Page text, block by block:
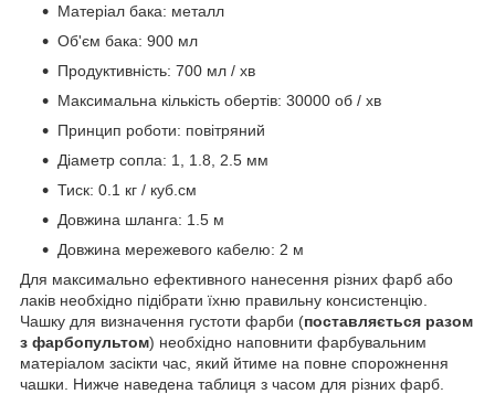
Матеріал бака: металл
Об'єм бака: 900 мл
Продуктивність: 700 мл / хв
Максимальна кількість обертів: 30000 об / хв
Принцип роботи: повітряний
Діаметр сопла: 1, 1.8, 2.5 мм
Тиск: 0.1 кг / куб.см
Довжина шланга: 1.5 м
Довжина мережевого кабелю: 2 м
Для максимально ефективного нанесення різних фарб або
лаків необхідно підібрати їхню правильну консистенцію.
Чашку для визначення густоти фарби (поставляється разом
з фарбопультом) необхідно наповнити фарбувальним
матеріалом засікти час, який йтиме на повне спорожнення
чашки. Нижче наведена таблиця з часом для різних фарб.